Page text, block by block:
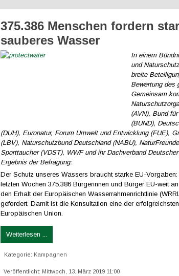
375.386 Menschen fordern
sauberes Wasser
In einem
und
breite
Bewertung des
Gemeinsam
(AVN), Bund
(BUND),
(DUH), Euronatur, Forum Umwelt und Entwicklung (FUE),
(LBV), Naturschutzbund Deutschland (NABU),
Sporttaucher (VDST), WWF und ihr Dachverband
Ergebnis der Befragung:
Der Schutz unseres Wassers braucht starke EU-
letzten Wochen 375.386 Bürgerinnen und Bürger EU-weit
den Erhalt der Europäischen Wasserrahmenrichtlinie
gefordert. Damit ist die Konsultation eine der
Europäischen Union.
Weiterlesen ...
Kategorie: Kampagnen
Veröffentlicht: Mittwoch, 13. März 2019 11:00